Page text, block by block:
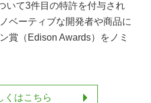
いて3件目の特許を付与され
ベーティブな開発者や商品に
賞（Edison Awards）をノミ
くはこちら